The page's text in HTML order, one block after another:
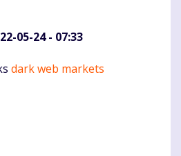
05-24 - 07:33
dark web markets